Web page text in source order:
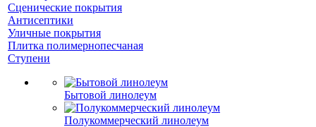
Сценические покрытия
Антисептики
Уличные покрытия
Плитка полимернопесчаная
Ступени
Бытовой линолеум
Полукоммерческий линолеум